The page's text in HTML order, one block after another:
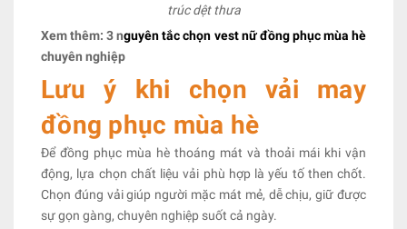
trúc dệt thưa
Xem thêm: 3 nguyên tắc chọn vest nữ đồng phục mùa hè
chuyên nghiệp
Lưu ý khi chọn vải may
đồng phục mùa hè
Để đồng phục mùa hè thoáng mát và thoải mái khi vận
động, lựa chọn chất liệu vải phù hợp là yếu tố then chốt.
Chọn đúng vải giúp người mặc mát mẻ, dễ chịu, giữ được
sự gọn gàng, chuyên nghiệp suốt cả ngày.